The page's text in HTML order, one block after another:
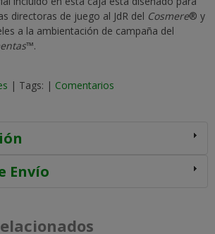
directoras de juego al JdR del Cosmere® y
a la ambientación de campaña del
™.
| Tags: | Comentarios
Envío